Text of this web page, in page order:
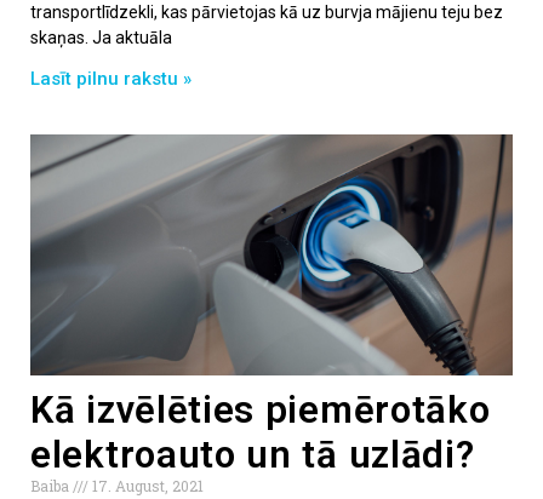
transportlīdzekli, kas pārvietojas kā uz burvja mājienu teju bez
skaņas. Ja aktuāla
Lasīt pilnu rakstu »
Kā izvēlēties piemērotāko
elektroauto un tā uzlādi?
Baiba
17. August, 2021